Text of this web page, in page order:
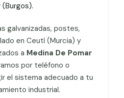
(Burgos).
galvanizadas, postes,
en Ceutí (Murcia) y
a Medina De Pomar
por teléfono o
el sistema adecuado a tu
industrial.